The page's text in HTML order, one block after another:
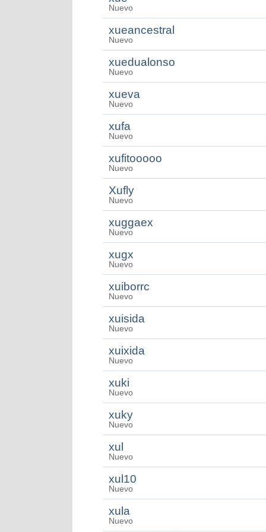
Nuevo
xueancestral
Nuevo
xuedualonso
Nuevo
xueva
Nuevo
xufa
Nuevo
xufitooooo
Nuevo
Xufly
Nuevo
xuggaex
Nuevo
xugx
Nuevo
xuiborrc
Nuevo
xuisida
Nuevo
xuixida
Nuevo
xuki
Nuevo
xuky
Nuevo
xul
Nuevo
xul10
Nuevo
xula
Nuevo